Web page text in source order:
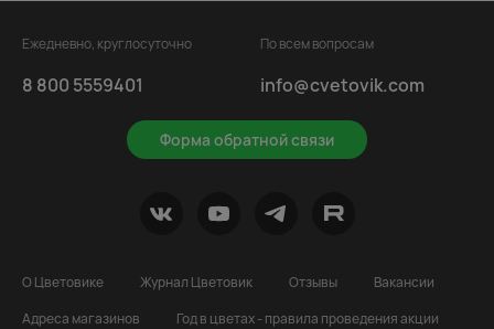
Ежедневно, круглосуточно
8 800 5559401
Форма обратной связи
По всем вопросам
info@cvetovik.com
О Цветовике Журнал Цветовик Отзывы
Вакансии
Адреса магазинов
Год в цветах - правила проведения акции